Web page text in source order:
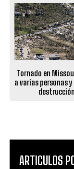
Tornado en
a varias personas
destrucción
ARTICULOS